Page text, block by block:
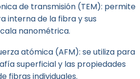
de transmisión (TEM): permite
interna de la fibra y sus
nanométrica.
atómica (AFM): se utiliza para
superficial y las propiedades
fibras individuales.